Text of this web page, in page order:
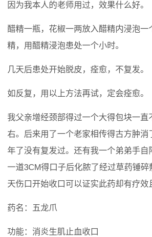
因为我本人的老师用过，效果什么好。
醋精一瓶，花椒一两放入醋精内浸泡一
精，用醋精浸泡患处一个小时。
几天后患处开始脱皮，痊愈，不复发。
如反复，用以上方法再试，定会痊愈。
我父亲增经颈部得过一个大得包块一直
右。后来用了一个老家相传得古方肿消
年了没有复发过。还有我一个弟弟手自
一道3CM得口子后化脓了经过草药锤碎
天伤口开始收口可以证实此药却有疗效
药名：五龙爪
功能：消炎生肌止血收口